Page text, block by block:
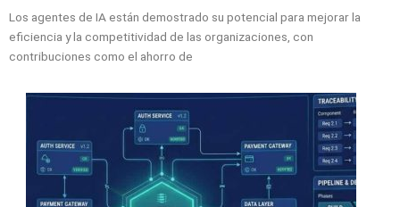
Los agentes de IA están demostrado su potencial para mejorar la
eficiencia y la competitividad de las organizaciones, con
contribuciones como el ahorro de